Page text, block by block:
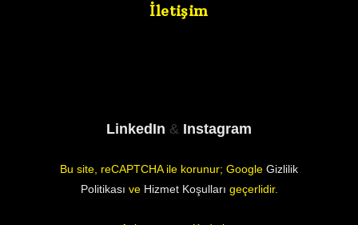
İletişim
LinkedIn & Instagram
Bu site, reCAPTCHA ile korunur; Google Gizlilik
Politikası ve Hizmet Koşulları geçerlidir.